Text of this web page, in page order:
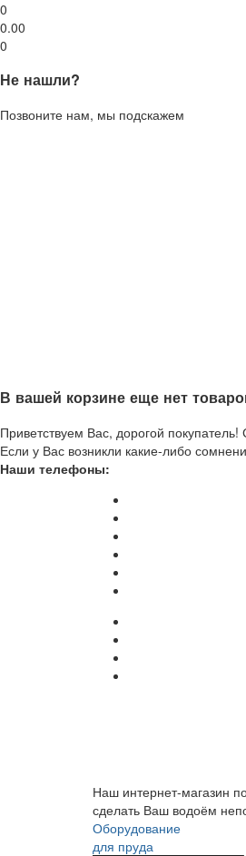
0
0.00
0
Не нашли?
Позвоните нам, мы подскажем
В вашей корзине еще нет
Приветствуем Вас, дорогой
Если у Вас возникли какие-либо
Наши телефоны:
Наш интернет-магазин
сделать Ваш водоём
Оборудование
для пруда